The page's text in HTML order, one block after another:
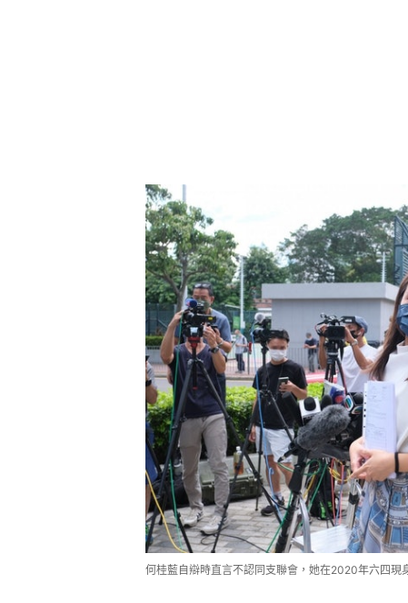
何桂藍自辯時直言不認同支聯會，她在2020年六四現